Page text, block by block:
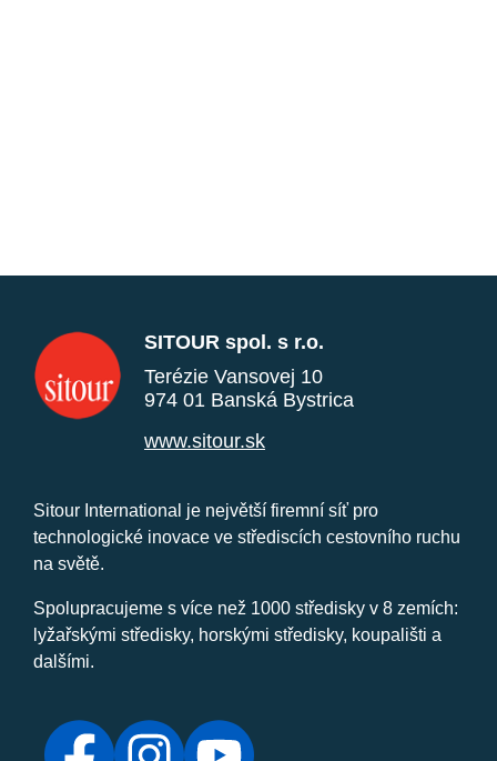
SITOUR spol. s r.o.
Terézie Vansovej 10
974 01 Banská Bystrica
www.sitour.sk
Sitour International je největší firemní síť pro
technologické inovace ve střediscích cestovního ruchu
na světě.
Spolupracujeme s více než 1000 středisky v 8 zemích:
lyžařskými středisky, horskými středisky, koupališti a
dalšími.